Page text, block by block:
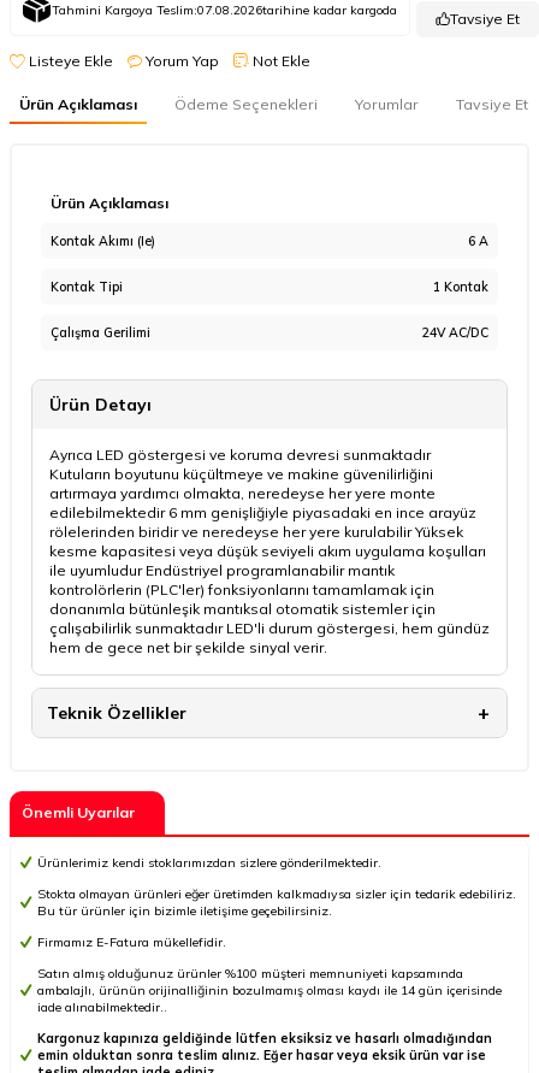
Tahmini Kargoya Teslim:07.08.2026tarihine kadar kargoda Tavsiye Et
Listeye Ekle Yorum Yap Not Ekle
Ürün Açıklaması Ödeme Seçenekleri Yorumlar Tavsiye Et
Ürün Açıklaması
Kontak Akımı (Ie) 6 A
Kontak Tipi 1 Kontak
Çalışma Gerilimi 24V AC/DC
Ürün Detayı
Ayrıca LED göstergesi ve koruma devresi sunmaktadır
Kutuların boyutunu küçültmeye ve makine güvenilirliğini
artırmaya yardımcı olmakta, neredeyse her yere monte
edilebilmektedir 6 mm genişliğiyle piyasadaki en ince arayüz
rölelerinden biridir ve neredeyse her yere kurulabilir Yüksek
kesme kapasitesi veya düşük seviyeli akım uygulama koşulları
ile uyumludur Endüstriyel programlanabilir mantık
kontrolörlerin (PLC'ler) fonksiyonlarını tamamlamak için
donanımla bütünleşik mantıksal otomatik sistemler için
çalışabilirlik sunmaktadır LED'li durum göstergesi, hem gündüz
hem de gece net bir şekilde sinyal verir.
Teknik Özellikler
Önemli Uyarılar
Ürünlerimiz kendi stoklarımızdan sizlere gönderilmektedir.
Stokta olmayan ürünleri eğer üretimden kalkmadıysa sizler için tedarik edebiliriz.
Bu tür ürünler için bizimle iletişime geçebilirsiniz.
Firmamız E-Fatura mükellefidir.
Satın almış olduğunuz ürünler %100 müşteri memnuniyeti kapsamında
ambalajlı, ürünün orijinalliğinin bozulmamış olması kaydı ile 14 gün içerisinde
iade alınabilmektedir..
Kargonuz kapınıza geldiğinde lütfen eksiksiz ve hasarlı olmadığından
emin olduktan sonra teslim alınız. Eğer hasar veya eksik ürün var ise